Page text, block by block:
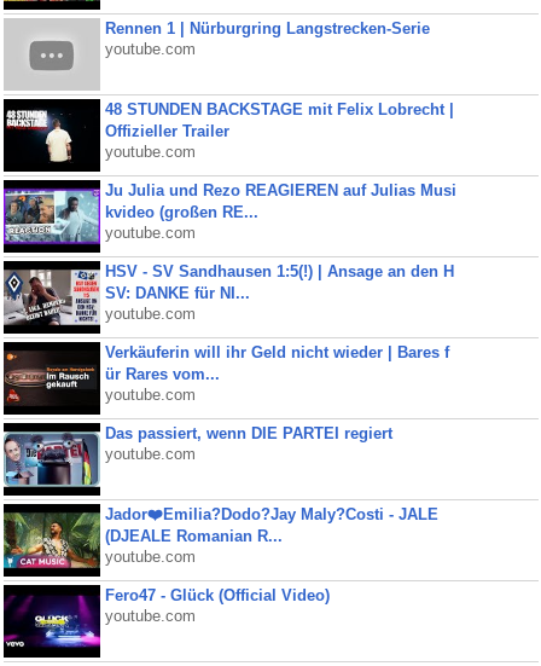
Rennen 1 | Nürburgring Langstrecken-Serie
youtube.com
48 STUNDEN BACKSTAGE mit Felix Lobrecht |
Offizieller Trailer
youtube.com
Ju Julia und Rezo REAGIEREN auf Julias Musi
kvideo (großen RE...
youtube.com
HSV - SV Sandhausen 1:5(!) | Ansage an den H
SV: DANKE für NI...
youtube.com
Verkäuferin will ihr Geld nicht wieder | Bares f
ür Rares vom...
youtube.com
Das passiert, wenn DIE PARTEI regiert
youtube.com
Jador❤️Emilia?Dodo?Jay Maly?Costi - JALE
(DJEALE Romanian R...
youtube.com
Fero47 - Glück (Official Video)
youtube.com